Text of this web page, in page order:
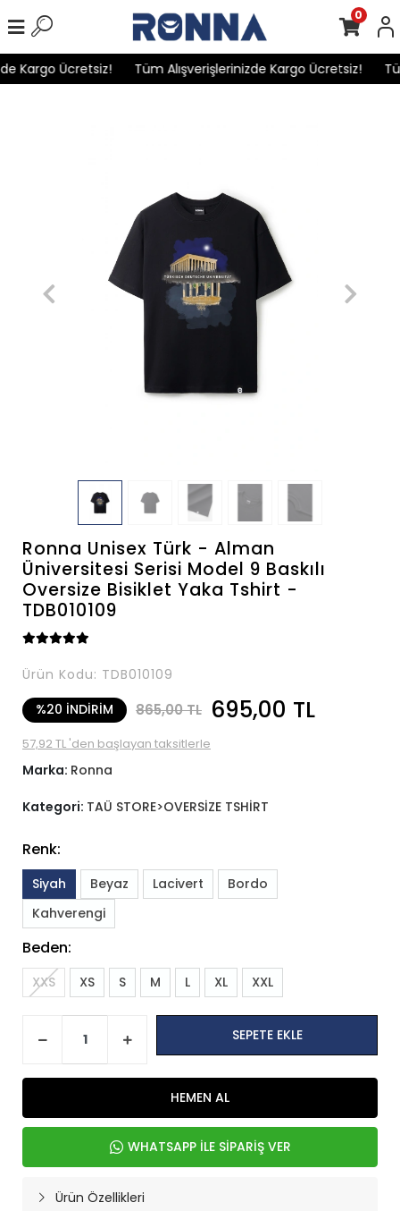
Kargo Ücretsiz! Tüm Alışverişlerinizde Kargo Ücretsiz!
0
Ronna Unisex Türk - Alman
Üniversitesi Serisi Model 9 Baskılı
Oversize Bisiklet Yaka Tshirt -
TDB010109
Ürün Kodu: TDB010109
%20 İNDİRİM
865,00 TL 695,00 TL
57,92 TL 'den başlayan taksitlerle
Marka: Ronna
Kategori: TAÜ STORE>OVERSİZE TSHİRT
Renk:
Siyah Beyaz Lacivert
Bordo
Kahverengi
Beden:
XXS XS S M L XL XXL
SEPETE EKLE
HEMEN AL
WHATSAPP İLE SİPARİŞ VER
Ürün Özellikleri